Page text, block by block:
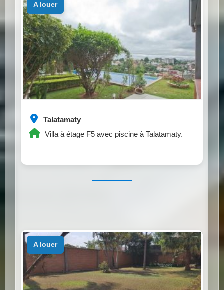
Talatamaty
Villa à étage F5 avec piscine à Talatamaty.
a louer
a louer